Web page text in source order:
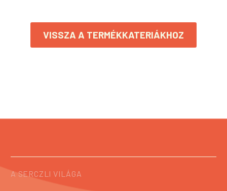
VISSZA A TERMÉKKATERIÁKHOZ
A SERCZLI VILÁGA